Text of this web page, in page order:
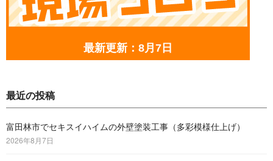
最新更新：8月7日
最近の投稿
富田林市でセキスイハイムの外壁塗装工事（多彩模様仕上げ）
2026年8月7日